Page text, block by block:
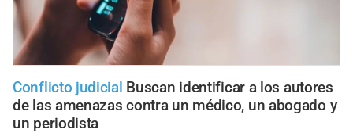
Conflicto judicial Buscan identificar a los autores
de las amenazas contra un médico, un abogado y
un periodista